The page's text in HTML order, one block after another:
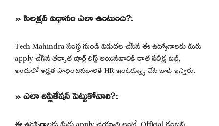
» సెలక్షన్ విధానం ఎలా ఉంటుంది?:
Tech Mahindra సంస్థ నుండి విడుదల చేసిన ఈ ఉద్యోగాలకు మీరు
apply చేసిన తర్వాత షార్ట్ లిస్ట్ అయినవారికి రాత పరీక్ష పెట్టి,
అందులో అర్హత సాధించినవారికి HR ఇంటర్వ్యూ చేసి జాబ్ ఇస్తారు.
» ఎలా అప్లికేషన్ పెట్టుకోవాలి?:
ఈ ఉద్యోగాలకు మీరు apply చెయ్యాలి అంటే, Official కంపెనీ